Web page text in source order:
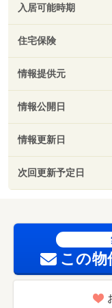
入居可能時期
住宅保険
情報提供元
情報公開日
情報更新日
次回更新予定日
この